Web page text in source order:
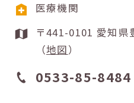
医療機関
〒441-0101 愛知県豊川市宿町野川１０－５
（地図）
0533-85-8484